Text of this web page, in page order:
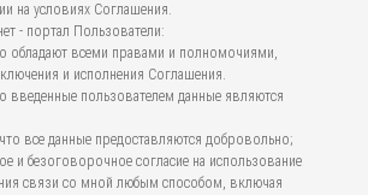
на условиях Соглашения.
- портал Пользователи:
обладают всеми правами и полномочиями,
и исполнения Соглашения.
введенные пользователем данные являются
все данные предоставляются добровольно;
и безоговорочное согласие на использование
связи со мной любым способом, включая